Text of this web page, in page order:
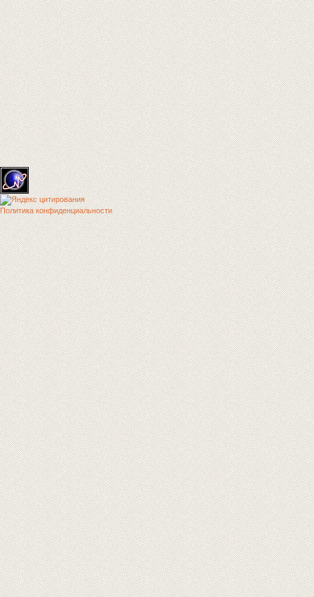
Политика конфиденциальности